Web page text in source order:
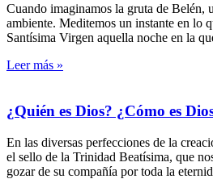
Cuando imaginamos la gruta de Belén,
ambiente. Meditemos un instante en lo
Santísima Virgen aquella noche en la
Leer más »
¿Quién es Dios? ¿Cómo es
En las diversas perfecciones de la
el sello de la Trinidad Beatísima, que
gozar de su compañía por toda la